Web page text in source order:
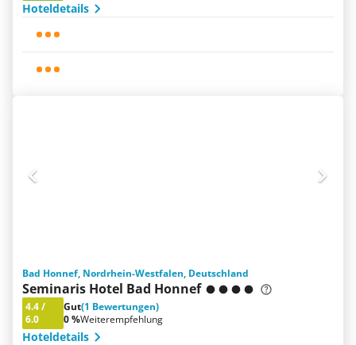
Hoteldetails
Bad Honnef, Nordrhein-Westfalen, Deutschland
Seminaris Hotel Bad Honnef
4.4/
6.0
Gut(1 Bewertungen)
0 %Weiterempfehlung
Hoteldetails